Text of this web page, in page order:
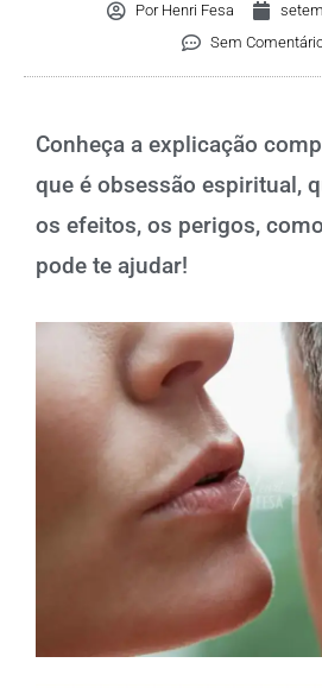
PorHenri Fesa
Sem
Conheça a explicação
que é obsessão espiritual,
os efeitos, os perigos,
pode te ajudar!